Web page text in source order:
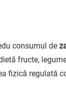
consumul de
fructe,
fizică regulată